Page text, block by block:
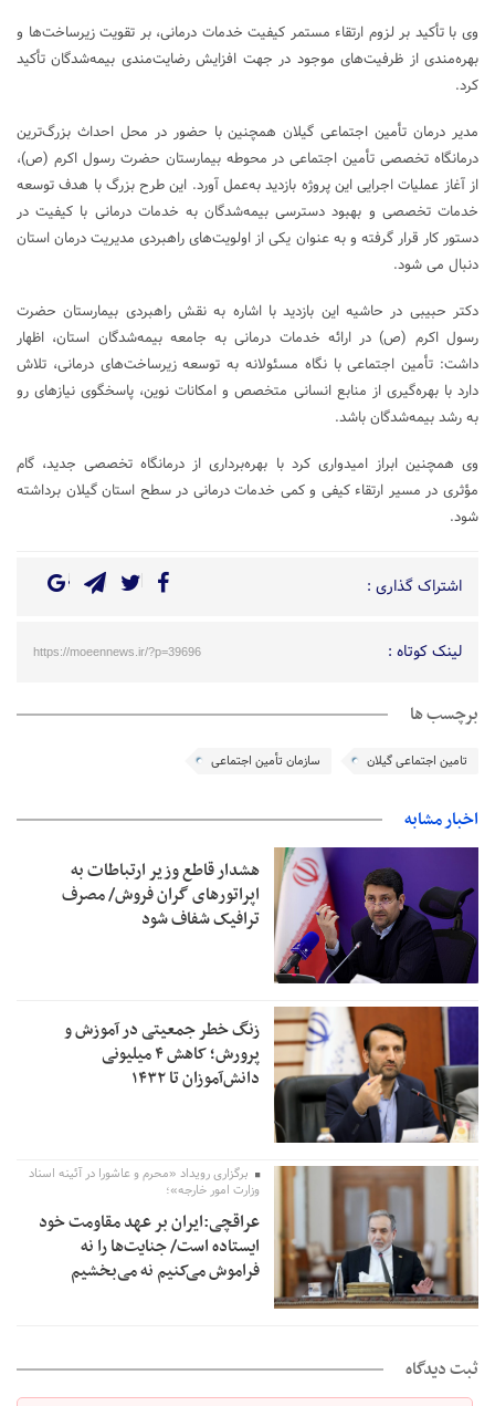
وی با تأکید بر لزوم ارتقاء مستمر کیفیت خدمات درمانی، بر تقویت زیرساخت‌ها و
بهره‌مندی از ظرفیت‌های موجود در جهت افزایش رضایت‌مندی بیمه‌شدگان تأکید
کرد.
مدیر درمان تأمین اجتماعی گیلان همچنین با حضور در محل احداث بزرگ‌ترین
درمانگاه تخصصی تأمین اجتماعی در محوطه بیمارستان حضرت رسول اکرم (ص)،
از آغاز عملیات اجرایی این پروژه بازدید به‌عمل آورد. این طرح بزرگ با هدف توسعه
خدمات تخصصی و بهبود دسترسی بیمه‌شدگان به خدمات درمانی با کیفیت در
دستور کار قرار گرفته و به عنوان یکی از اولویت‌های راهبردی مدیریت درمان استان
دنبال می شود.
دکتر حبیبی در حاشیه این بازدید با اشاره به نقش راهبردی بیمارستان حضرت
رسول اکرم (ص) در ارائه خدمات درمانی به جامعه بیمه‌شدگان استان، اظهار
داشت: تأمین اجتماعی با نگاه مسئولانه به توسعه زیرساخت‌های درمانی، تلاش
دارد با بهره‌گیری از منابع انسانی متخصص و امکانات نوین، پاسخگوی نیازهای رو
به رشد بیمه‌شدگان باشد.
وی همچنین ابراز امیدواری کرد با بهره‌برداری از درمانگاه تخصصی جدید، گام
مؤثری در مسیر ارتقاء کیفی و کمی خدمات درمانی در سطح استان گیلان برداشته
شود.
اشتراک گذاری :
لینک کوتاه : https://moeennews.ir/?p=39696
برچسب ها
تامین اجتماعی گیلان سازمان تأمین اجتماعی
اخبار مشابه
هشدار قاطع وزیر ارتباطات به
اپراتورهای گران فروش/ مصرف
ترافیک شفاف شود
زنگ خطر جمعیتی در آموزش و
پرورش؛ کاهش ۴ میلیونی
دانش‌آموزان تا ۱۴۳۲
برگزاری رویداد «محرم و عاشورا در آئینه اسناد
وزارت امور خارجه»؛
عراقچی:ایران بر عهد مقاومت خود
ایستاده است/ جنایت‌ها را نه
فراموش می‌کنیم نه می‌بخشیم
ثبت دیدگاه